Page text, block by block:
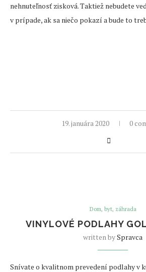
nehnuteľnosť zisková. Taktiež nebudete
v prípade, ak sa niečo pokazí a bude to
19. januára 2020 0
Dom, byt, záhrada
VINYLOVÉ PODLAHY
written bySpravca
Snívate o kvalitnom prevedení podlahy v